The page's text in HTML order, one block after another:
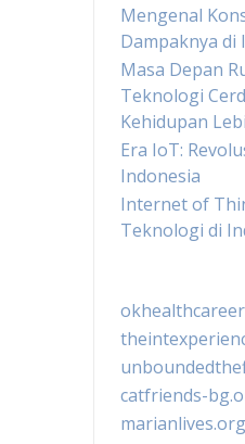
Mengenal
Dampaknya di
Masa Depan
Teknologi
Kehidupan
Era IoT:
Indonesia
Internet of
Teknologi di
catfriends-
marianlives.org